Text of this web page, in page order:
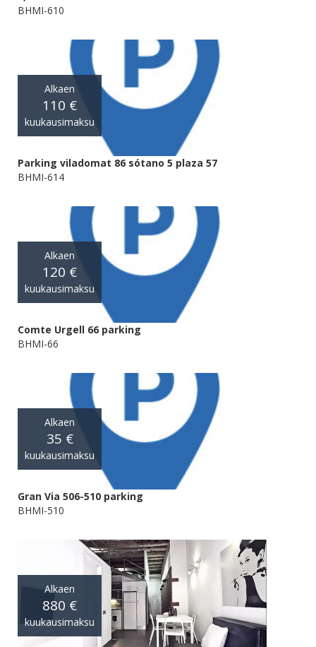
BHMI-610
Alkaen
110 €
kuukausimaksu
Parking viladomat 86 sótano 5 plaza 57
BHMI-614
Alkaen
120 €
kuukausimaksu
Comte Urgell 66 parking
BHMI-66
Alkaen
35 €
kuukausimaksu
Gran Via 506-510 parking
BHMI-510
Alkaen
880 €
kuukausimaksu